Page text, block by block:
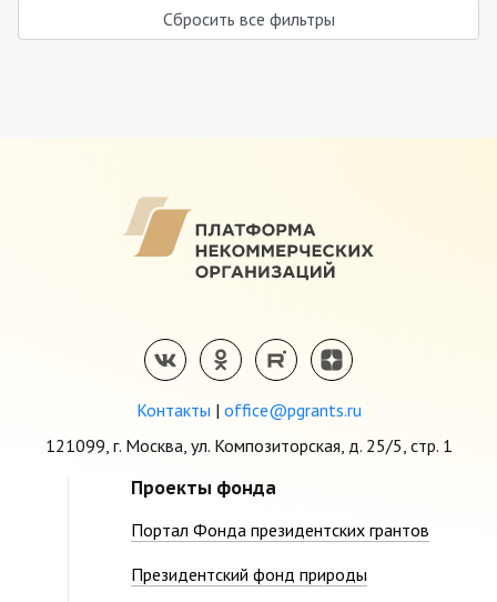
Сбросить все фильтры
Контакты | office@pgrants.ru
121099, г. Москва, ул. Композиторская, д. 25/5, стр. 1
Проекты фонда
Портал Фонда президентских грантов
Президентский фонд природы